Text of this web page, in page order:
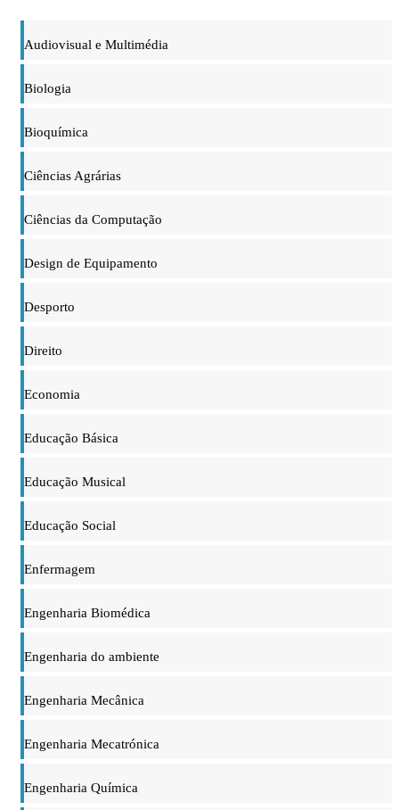
Audiovisual e Multimédia
Biologia
Bioquímica
Ciências Agrárias
Ciências da Computação
Design de Equipamento
Desporto
Direito
Economia
Educação Básica
Educação Musical
Educação Social
Enfermagem
Engenharia Biomédica
Engenharia do ambiente
Engenharia Mecânica
Engenharia Mecatrónica
Engenharia Química